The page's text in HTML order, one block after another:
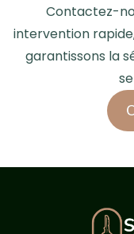
Contactez-
intervention
garantissons la